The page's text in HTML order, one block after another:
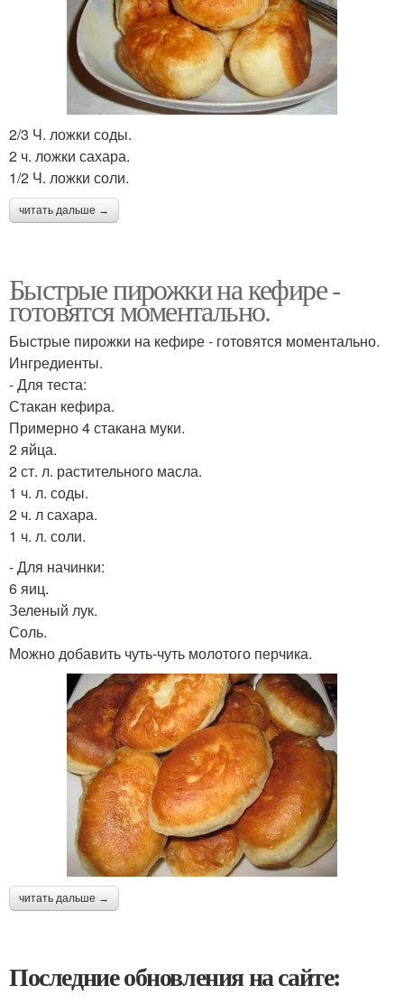
2/3 Ч. ложки соды.
2 ч. ложки сахара.
1/2 Ч. ложки соли.
читать дальше →
Быстрые пирожки на кефире -
готовятся моментально.
Быстрые пирожки на кефире - готовятся моментально.
Ингредиенты.
- Для теста:
Стакан кефира.
Примерно 4 стакана муки.
2 яйца.
2 ст. л. растительного масла.
1 ч. л. соды.
2 ч. л сахара.
1 ч. л. соли.
- Для начинки:
6 яиц.
Зеленый лук.
Соль.
Можно добавить чуть-чуть молотого перчика.
читать дальше →
Последние обновления на сайте: